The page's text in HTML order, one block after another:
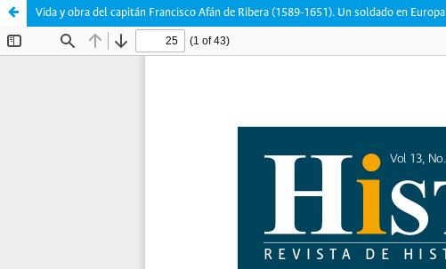
Vida y obra del capitán Francisco Afán de Ribera (1589-1651). Un soldado en Europa